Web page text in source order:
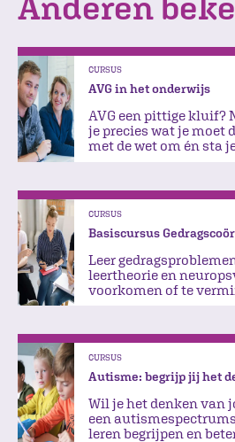
CURSUS
AVG in het onderwijs
AVG een pittige kluif?
je precies wat je moet
met de wet om én sta
CURSUS
Basiscursus
Leer
leertheorie en
voorkomen of te
CURSUS
Autisme: begrijp jij het
Wil je het denken van
een
leren begrijpen en